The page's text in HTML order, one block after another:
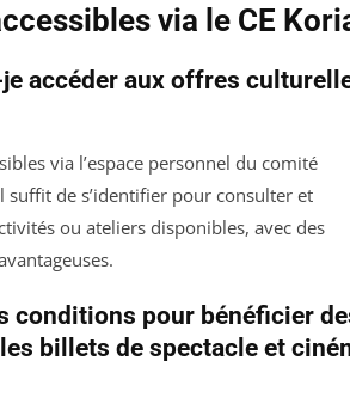
via le CE
accéder aux offres
via l’espace personnel du comité
suffit de s’identifier pour consulter et
ou ateliers disponibles, avec des
conditions pour bénéficier
billets de spectacle et